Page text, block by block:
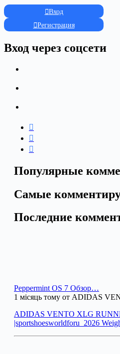
Вход
Регистрация
Вход через соцсети
Популярные
Самые
Последние
Peppermint OS 7 Обзор…
1 місяць тому от ADIDAS
ADIDAS VENTO XLG
|sportshoesworldforu_2026